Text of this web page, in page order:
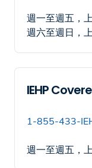
週一至週五，
週六至週日，
IEHP
1-855-433-
週一至週五，